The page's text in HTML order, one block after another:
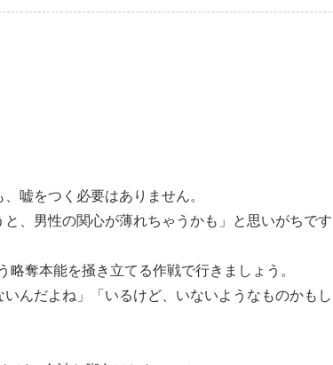
嘘をつく必要はありません。
、男性の関心が薄れちゃうかも」と思いがちです
奪本能を掻き立てる作戦で行きましょう。
んだよね」「いるけど、いないようなものかもし